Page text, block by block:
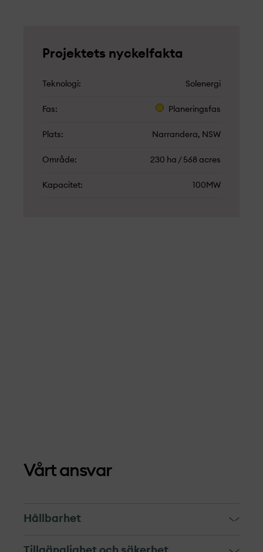
Projekt­ets nyckelfakta
Teknologi Solenergi
Fas Planeringsfas
Plats Narrandera, NSW
Område 230 ha / 568 acres
Kapacitet 100MW
Vårt ansvar
Hållbarhet
OX2 och våra leverantörer är gäster i